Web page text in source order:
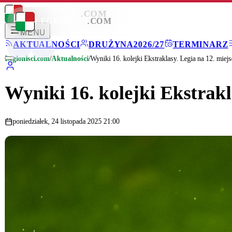
LEGIONISCI .COM
MENU
AKTUALNOŚCI
DRUŻYNA2026/27 TERMINARZ
LEGIONISCI .COM
Legionisci.com/Aktualności/Wyniki 16. kolejki Ekstraklasy. Legia na 12.
Wyniki 16. kolejki
poniedziałek, 24 listopada 2025 21:00